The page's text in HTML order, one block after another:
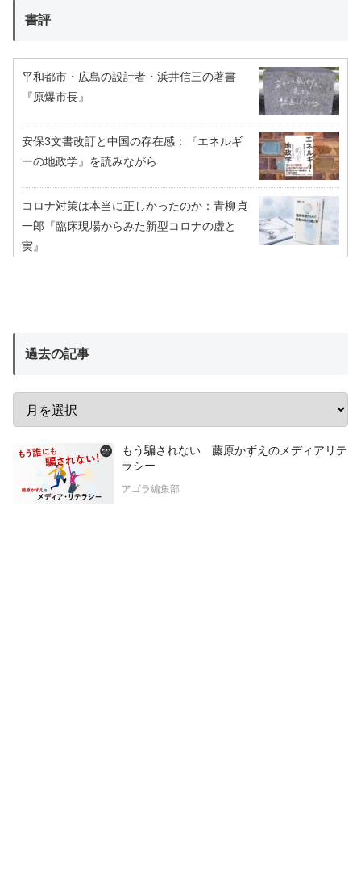
書評
平和都市・広島の設計者・浜井信三の著書
『原爆市長』
安保3文書改訂と中国の存在感：『エネルギ
ーの地政学』を読みながら
コロナ対策は本当に正しかったのか：青柳貞
一郎『臨床現場からみた新型コロナの虚と
実』
過去の記事
もう騙されない 藤原かずえのメディアリテ
ラシー
アゴラ編集部